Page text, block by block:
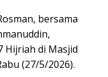
bersama
Hijriah di Masjid
(27/5/2026).